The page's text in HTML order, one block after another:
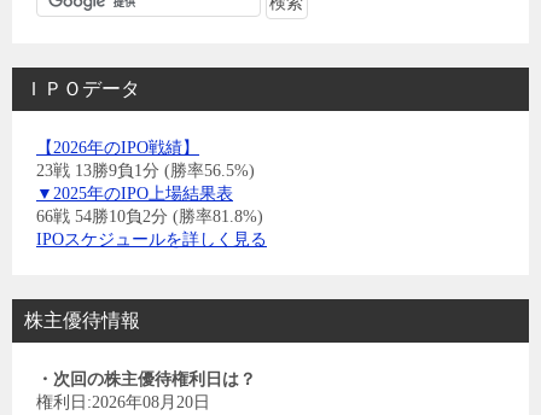
ＩＰＯデータ
【2026年のIPO戦績】
23戦 13勝9負1分 (勝率56.5%)
▼2025年のIPO上場結果表
66戦 54勝10負2分 (勝率81.8%)
IPOスケジュールを詳しく見る
株主優待情報
・次回の株主優待権利日は？
権利日:2026年08月20日